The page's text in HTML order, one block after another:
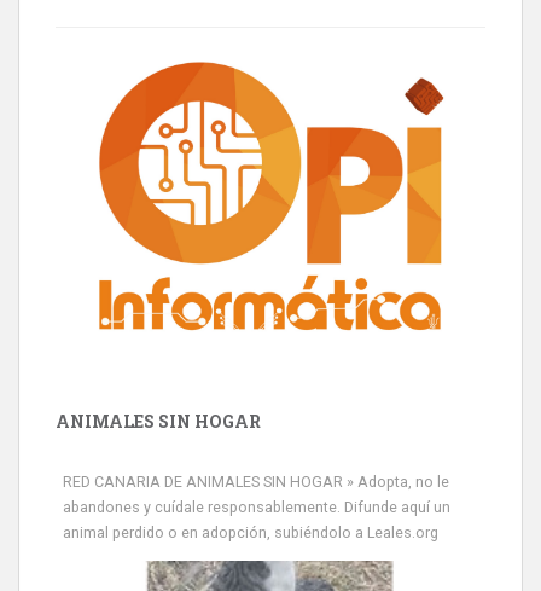
ANIMALES SIN HOGAR
RED CANARIA DE ANIMALES SIN HOGAR » Adopta, no le
abandones y cuídale responsablemente. Difunde aquí un
animal perdido o en adopción, subiéndolo a Leales.org